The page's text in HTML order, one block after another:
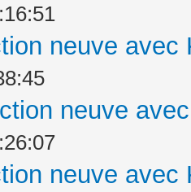
neuve avec
neuve
neuve avec